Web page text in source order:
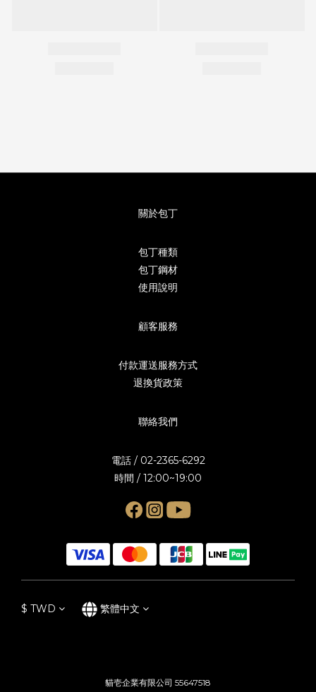
關於包丁
包丁種類
包丁鋼材
使用說明
顧客服務
付款運送服務方式
退換貨政策
聯絡我們
電話 / 02-2365-6292
時間 / 12:00~19:00
$ TWD 繁體中文
貓壱企業有限公司 55647518